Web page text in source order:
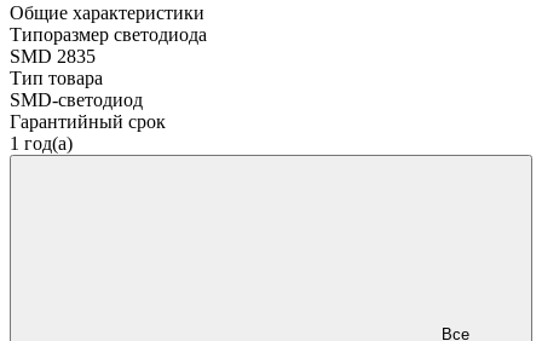
Общие характеристики
Типоразмер светодиода
SMD 2835
Тип товара
SMD-светодиод
Гарантийный срок
1 год(а)